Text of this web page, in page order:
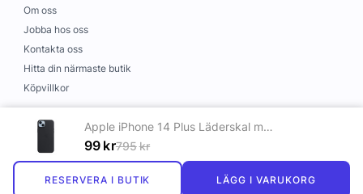
Apple iPhone 14 Plus Läderskal med MagSafe Midnatt
99 kr795kr
RESERVERA I BUTIK LÄGG I VARUKORG
Om oss
Jobba hos oss
Kontakta oss
Hitta din närmaste butik
Köpvillkor
Information
Leverans och betalning
Cookies
Personuppgiftspolicy